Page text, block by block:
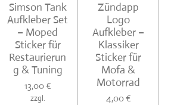
Simson Tank
Aufkleber Set
– Moped
Sticker für
Restaurierun
g & Tuning
13,00 €
zzgl.
Zündapp
Logo
Aufkleber –
Klassiker
Sticker für
Mofa &
Motorrad
4,00 €